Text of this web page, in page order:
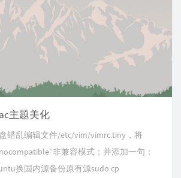
主题美化
错乱编辑文件/etc/vim/vimrc.tiny，将
非兼容模式；并添加一句：
换国内源备份原有源sudo cp